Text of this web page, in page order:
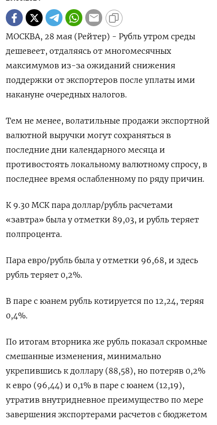
МОСКВА, 28 мая (Рейтер) - Рубль утром среды
дешевеет, отдаляясь от многомесячных
максимумов из-за ожиданий снижения
поддержки от экспортеров после уплаты ими
накануне очередных налогов.
Тем не менее, волатильные продажи экспортной
валютной выручки могут сохраняться в
последние дни календарного месяца и
противостоять локальному валютному спросу, в
последнее время ослабленному по ряду причин.
К 9.30 МСК пара доллар/рубль расчетами
«завтра» была у отметки 89,03, и рубль теряет
полпроцента.
Пара евро/рубль была у отметки 96,68, и здесь
рубль теряет 0,2%.
В паре с юанем рубль котируется по 12,24, теряя
0,4%.
По итогам вторника же рубль показал скромные
смешанные изменения, минимально
укрепившись к доллару (88,58), но потеряв 0,2%
к евро (96,44) и 0,1% в паре с юанем (12,19),
утратив внутридневное преимущество по мере
завершения экспортерами расчетов с бюджетом